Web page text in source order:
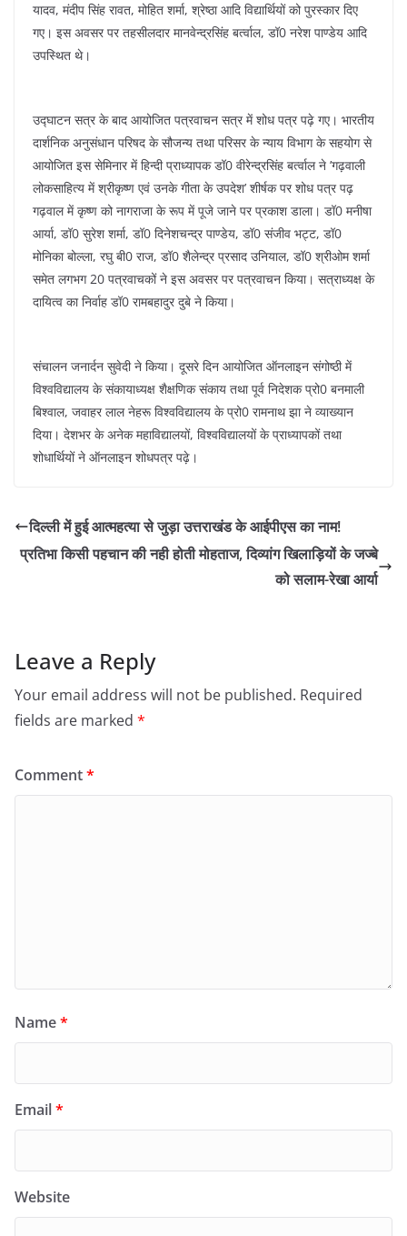
यादव, मंदीप सिंह रावत, मोहित शर्मा, श्रेष्ठा आदि विद्यार्थियों को पुरस्कार दिए
गए। इस अवसर पर तहसीलदार मानवेन्द्रसिंह बर्त्वाल, डॉ0 नरेश पाण्डेय आदि
उपस्थित थे।
उद्घाटन सत्र के बाद आयोजित पत्रवाचन सत्र में शोध पत्र पढ़े गए। भारतीय
दार्शनिक अनुसंधान परिषद के सौजन्य तथा परिसर के न्याय विभाग के सहयोग से
आयोजित इस सेमिनार में हिन्दी प्राध्यापक डॉ0 वीरेन्द्रसिंह बर्त्वाल ने ’गढ़वाली
लोकसाहित्य में श्रीकृष्ण एवं उनके गीता के उपदेश’ शीर्षक पर शोध पत्र पढ़
गढ़वाल में कृष्ण को नागराजा के रूप में पूजे जाने पर प्रकाश डाला। डॉ0 मनीषा
आर्या, डॉ0 सुरेश शर्मा, डॉ0 दिनेशचन्द्र पाण्डेय, डॉ0 संजीव भट्ट, डॉ0
मोनिका बोल्ला, रघु बी0 राज, डॉ0 शैलेन्द्र प्रसाद उनियाल, डॉ0 श्रीओम शर्मा
समेत लगभग 20 पत्रवाचकों ने इस अवसर पर पत्रवाचन किया। सत्राध्यक्ष के
दायित्व का निर्वाह डॉ0 रामबहादुर दुबे ने किया।
संचालन जनार्दन सुवेदी ने किया। दूसरे दिन आयोजित ऑनलाइन संगोष्ठी में
विश्वविद्यालय के संकायाध्यक्ष शैक्षणिक संकाय तथा पूर्व निदेशक प्रो0 बनमाली
बिश्वाल, जवाहर लाल नेहरू विश्वविद्यालय के प्रो0 रामनाथ झा ने व्याख्यान
दिया। देशभर के अनेक महाविद्यालयों, विश्वविद्यालयों के प्राध्यापकों तथा
शोधार्थियों ने ऑनलाइन शोधपत्र पढ़े।
दिल्ली में हुई आत्महत्या से जुड़ा उत्तराखंड के आईपीएस का नाम!
प्रतिभा किसी पहचान की नही होती मोहताज, दिव्यांग खिलाड़ियों के जज्बे
को सलाम-रेखा आर्या
Leave a Reply
Your email address will not be published. Required
fields are marked *
Comment*
Name*
Email*
Website